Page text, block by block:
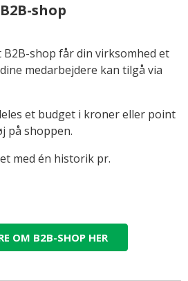
B2B-shop
shop får din virksomhed et
medarbejdere kan tilgå via
et budget i kroner eller point
på shoppen.
med én historik pr.
OM B2B-SHOP HER